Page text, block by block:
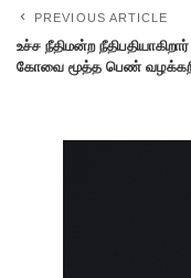
PREVIOUS ARTICLE
உச்ச நீதிமன்ற நீதிபதியாகிறார்
கோவை மூத்த பெண்